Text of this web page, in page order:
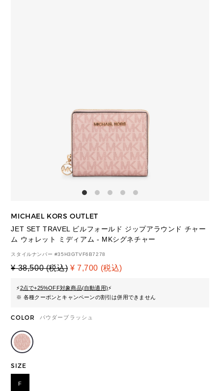
MICHAEL KORS OUTLET
JET SET TRAVEL ビルフォールド ジップアラウンド チャー
ム ウォレット ミディアム - MKシグネチャー
スタイルナンバー #35H3GTVF6B7278
¥ 38,500 (税込) ¥ 7,700 (税込)
⚡2点で+25%OFF対象商品(自動適用)⚡
※ 各種クーポンとキャンペーンの割引は併用できません
COLOR パウダーブラッシュ
SIZE
F